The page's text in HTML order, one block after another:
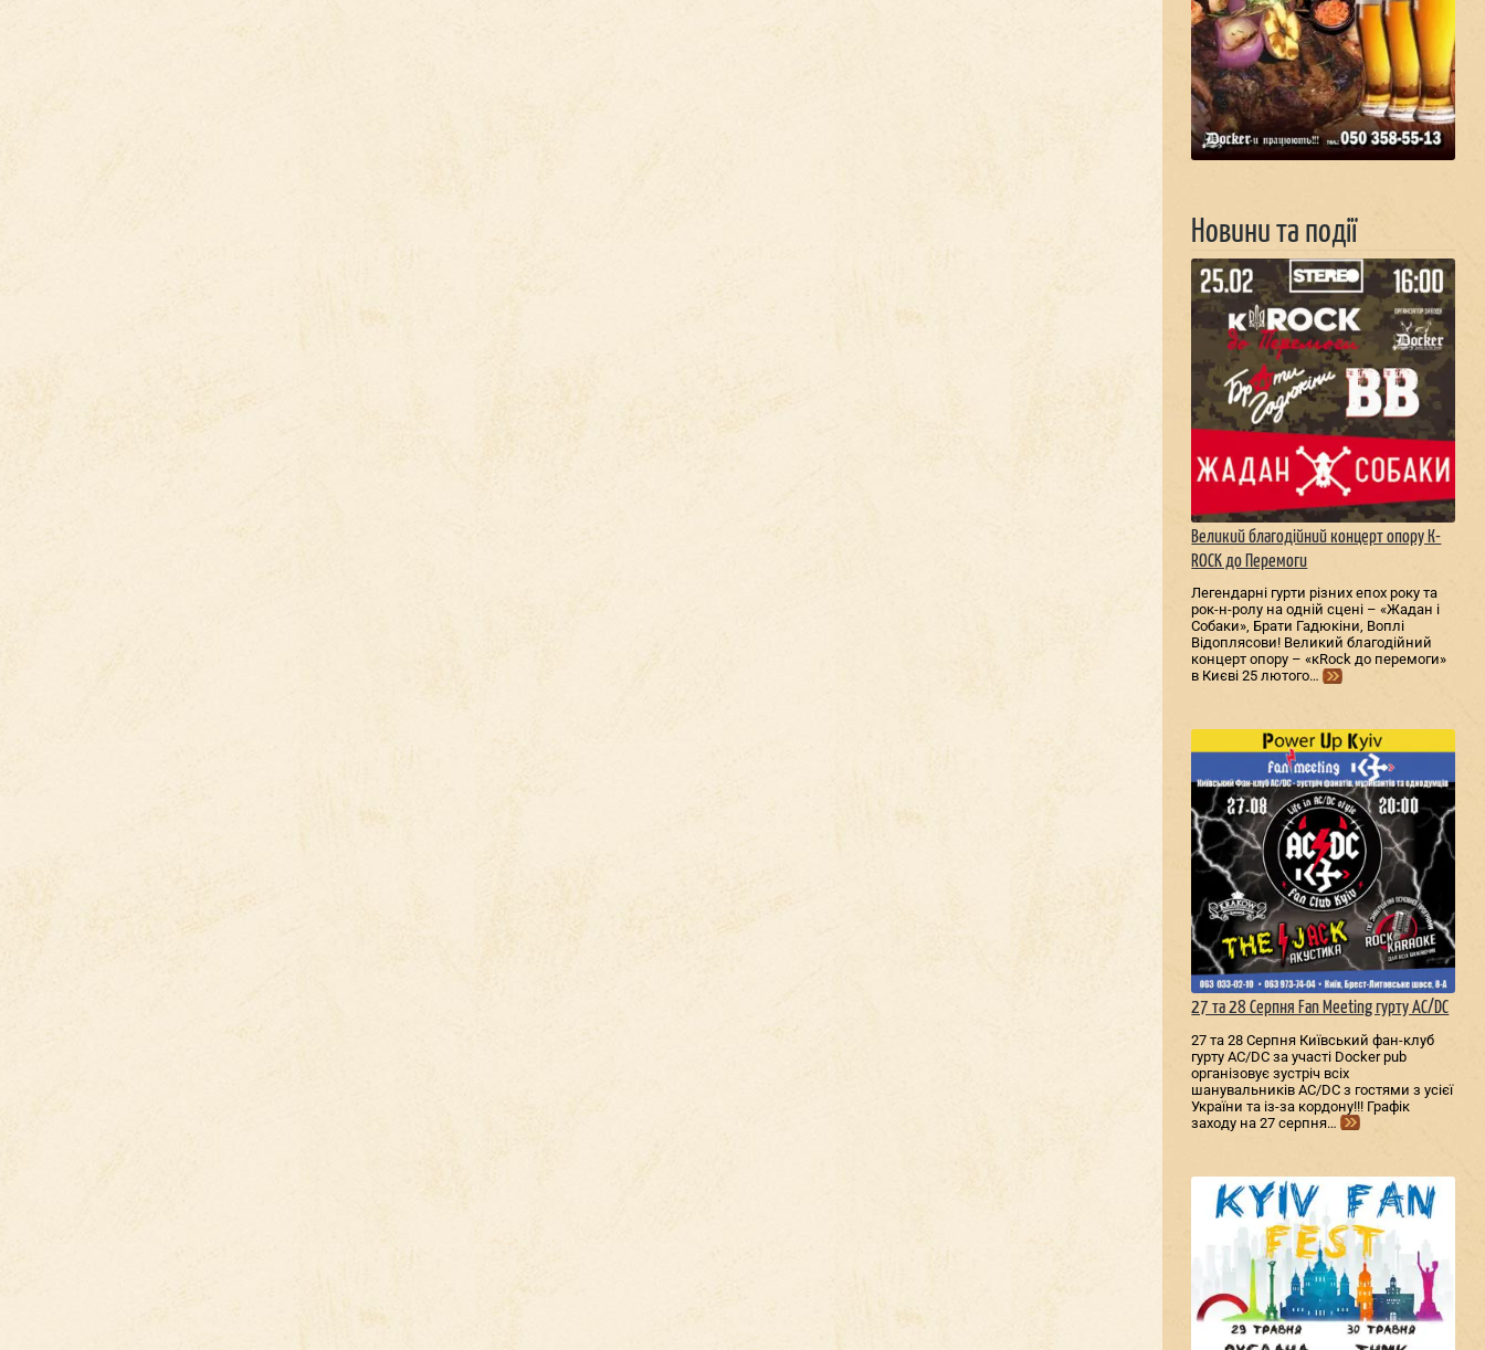
Новини та події
Великий благодійний концерт опору К-
ROCK до Перемоги
Легендарні гурти різних епох року та
рок-н-ролу на одній сцені – «Жадан і
Собаки», Брати Гадюкіни, Воплі
Відоплясови! Великий благодійний
концерт опору – «кRock до перемоги»
в Києві 25 лютого…
27 та 28 Серпня Fan Meeting гурту AC/DС
27 та 28 Серпня Київський фан-клуб
гурту AC/DС за участі Docker pub
організовує зустріч всіх
шанувальників AC/DС з гостями з усієї
України та із-за кордону!!! Графік
заходу на 27 серпня…